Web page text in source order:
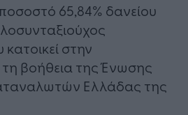
65,84% δανείου
στην
βοήθεια της Ένωσης
Ελλάδας της